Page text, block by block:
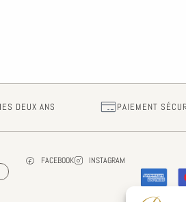
DEUX ANS PAIEMENT
FACEBOOK INSTAGRAM